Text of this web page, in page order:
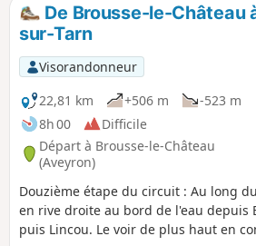
De Brousse-le-Château
sur-Tarn
Visorandonneur
22,81 km
+506 m
-523 m
8h 00
Difficile
Départ à Brousse-le-Château
(Aveyron)
Douzième étape du circuit : Au long
en rive droite au bord de l'eau depuis
puis Lincou. Le voir de plus haut en